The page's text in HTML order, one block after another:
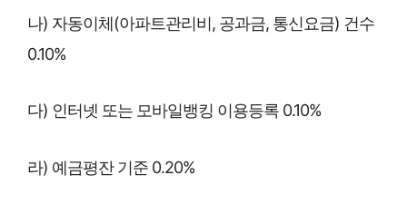
나) 자동이체(아파트관리비, 공과금, 통신요금) 건수
0.10%
다) 인터넷 또는 모바일뱅킹 이용등록 0.10%
라) 예금평잔 기준 0.20%